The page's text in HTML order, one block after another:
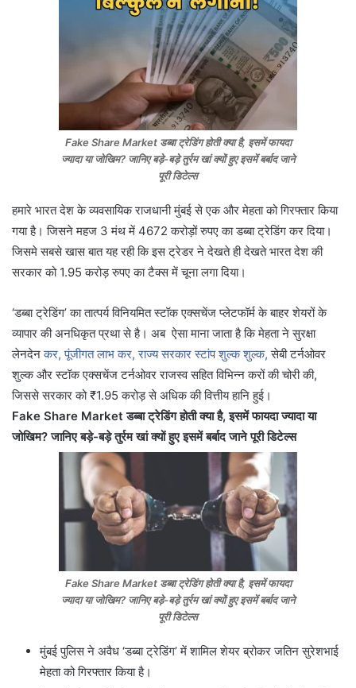
Fake Share Market डब्बा ट्रेडिंग होती क्या है, इसमें फायदा
ज्यादा या जोखिम? जानिए बड़े-बड़े तुर्रम खां क्यों हुए इसमें बर्बाद जाने
पूरी डिटेल्स
हमारे भारत देश के व्यवसायिक राजधानी मुंबई से एक और मेहता को गिरफ्तार किया
गया है। जिसने महज 3 मंथ में 4672 करोड़ों रुपए का डब्बा ट्रेडिंग कर दिया।
जिसमे सबसे खास बात यह रही कि इस ट्रेडर ने देखते ही देखते भारत देश की
सरकार को 1.95 करोड़ रुपए का टैक्स में चूना लगा दिया।
‘डब्बा ट्रेडिंग’ का तात्पर्य विनियमित स्टॉक एक्सचेंज प्लेटफॉर्म के बाहर शेयरों के
व्यापार की अनधिकृत प्रथा से है। अब ऐसा माना जाता है कि मेहता ने सुरक्षा
लेनदेनकर, पूंजीगत लाभ कर, राज्य सरकार स्टांप शुल्क शुल्क, सेबी टर्नओवर
शुल्क और स्टॉक एक्सचेंज टर्नओवर राजस्व सहित विभिन्न करों की चोरी की,
जिससे सरकार को ₹1.95 करोड़ से अधिक की वित्तीय हानि हुई।
Fake Share Market डब्बा ट्रेडिंग होती क्या है, इसमें फायदा ज्यादा या
जोखिम? जानिए बड़े-बड़े तुर्रम खां क्यों हुए इसमें बर्बाद जाने पूरी डिटेल्स
Fake Share Market डब्बा ट्रेडिंग होती क्या है, इसमें फायदा
ज्यादा या जोखिम? जानिए बड़े-बड़े तुर्रम खां क्यों हुए इसमें बर्बाद जाने
पूरी डिटेल्स
मुंबई पुलिस ने अवैध ‘डब्बा ट्रेडिंग’ में शामिल शेयर ब्रोकर जतिन सुरेशभाई
मेहता को गिरफ्तार किया है।